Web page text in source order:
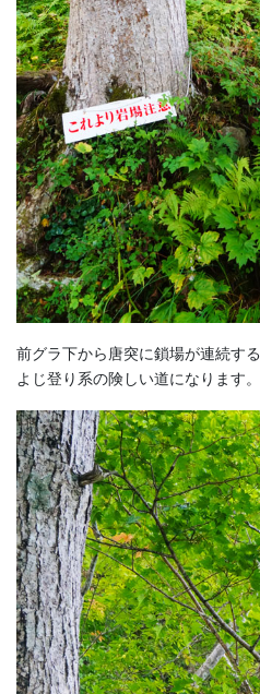
前グラ下から唐突に鎖場が連続する
よじ登り系の険しい道になります。